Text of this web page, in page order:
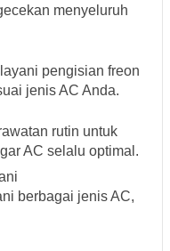
menyeluruh
pengisian freon
jenis AC Anda.
rutin untuk
AC selalu optimal.
berbagai jenis AC,